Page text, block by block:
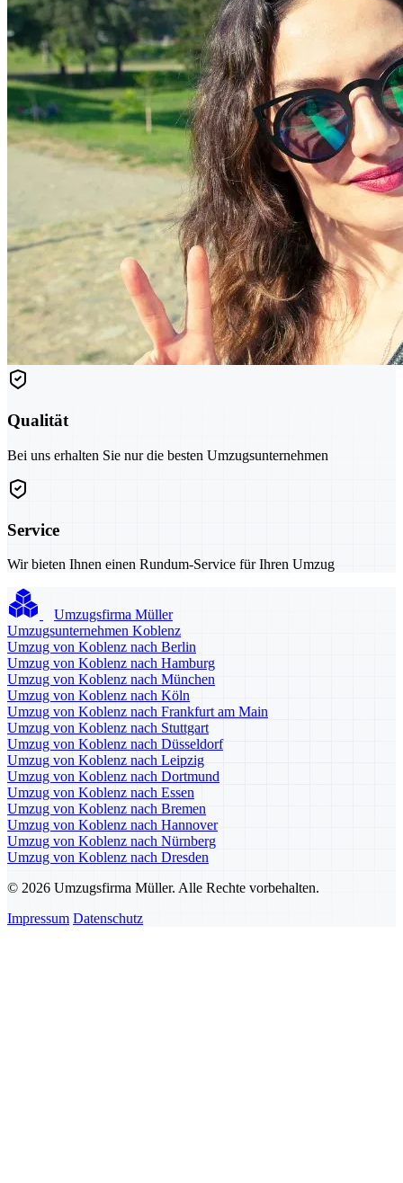
Qualität
Bei uns erhalten Sie nur die besten Umzugsunternehmen
Service
Wir bieten Ihnen einen Rundum-Service für Ihren Umzug
Umzugsfirma Müller
Umzugsunternehmen Koblenz
Umzug von Koblenz nach Berlin
Umzug von Koblenz nach Hamburg
Umzug von Koblenz nach München
Umzug von Koblenz nach Köln
Umzug von Koblenz nach Frankfurt am Main
Umzug von Koblenz nach Stuttgart
Umzug von Koblenz nach Düsseldorf
Umzug von Koblenz nach Leipzig
Umzug von Koblenz nach Dortmund
Umzug von Koblenz nach Essen
Umzug von Koblenz nach Bremen
Umzug von Koblenz nach Hannover
Umzug von Koblenz nach Nürnberg
Umzug von Koblenz nach Dresden
© 2026 Umzugsfirma Müller. Alle Rechte vorbehalten.
Impressum Datenschutz